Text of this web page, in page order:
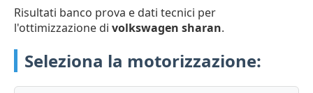
Risultati banco prova e dati tecnici per
l'ottimizzazione di volkswagen sharan.
Seleziona la motorizzazione: